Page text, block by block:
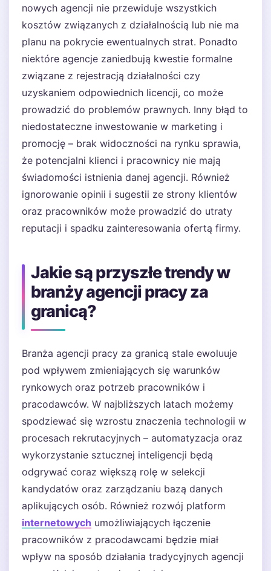
nowych agencji nie przewiduje wszystkich
kosztów związanych z działalnością lub nie ma
planu na pokrycie ewentualnych strat. Ponadto
niektóre agencje zaniedbują kwestie formalne
związane z rejestracją działalności czy
uzyskaniem odpowiednich licencji, co może
prowadzić do problemów prawnych. Inny błąd to
niedostateczne inwestowanie w marketing i
promocję – brak widoczności na rynku sprawia,
że potencjalni klienci i pracownicy nie mają
świadomości istnienia danej agencji. Również
ignorowanie opinii i sugestii ze strony klientów
oraz pracowników może prowadzić do utraty
reputacji i spadku zainteresowania ofertą firmy.
Jakie są przyszłe trendy w
branży agencji pracy za
granicą?
Branża agencji pracy za granicą stale ewoluuje
pod wpływem zmieniających się warunków
rynkowych oraz potrzeb pracowników i
pracodawców. W najbliższych latach możemy
spodziewać się wzrostu znaczenia technologii w
procesach rekrutacyjnych – automatyzacja oraz
wykorzystanie sztucznej inteligencji będą
odgrywać coraz większą rolę w selekcji
kandydatów oraz zarządzaniu bazą danych
aplikujących osób. Również rozwój platform
internetowych umożliwiających łączenie
pracowników z pracodawcami będzie miał
wpływ na sposób działania tradycyjnych agencji